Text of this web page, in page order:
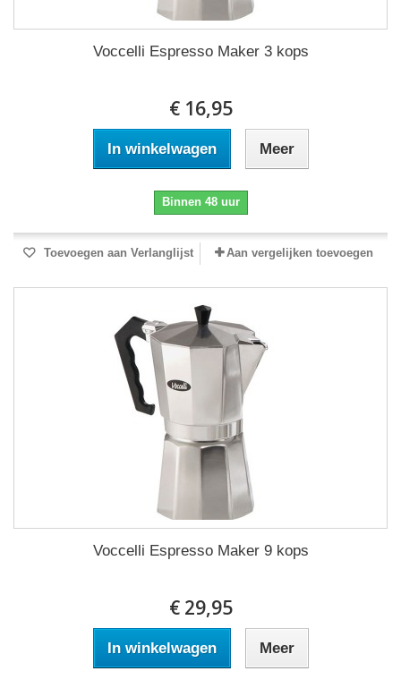
Voccelli Espresso Maker 3 kops
€ 16,95
In winkelwagen Meer
Binnen 48 uur
Toevoegen aan Verlanglijst Aan vergelijken toevoegen
Voccelli Espresso Maker 9 kops
€ 29,95
In winkelwagen Meer